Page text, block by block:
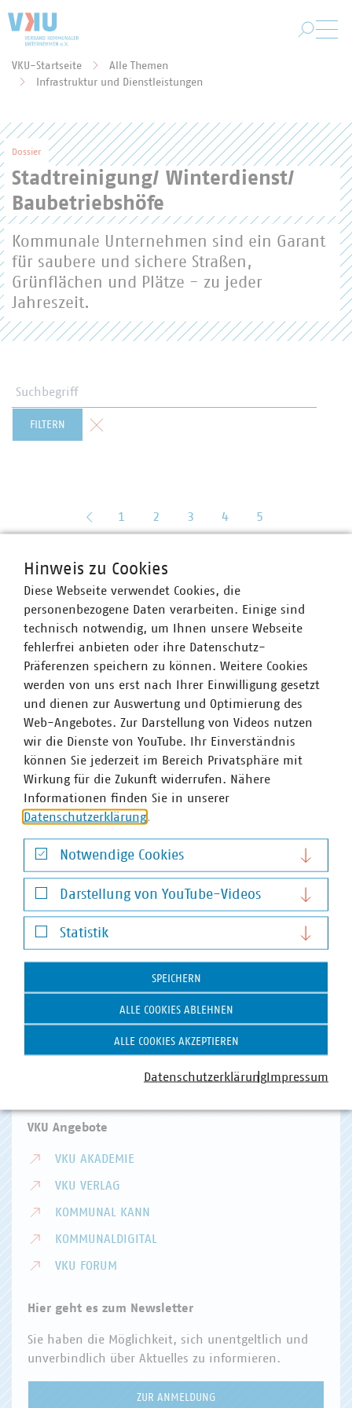
Sie befinden sich hier:
VKU-Startseite
Alle Themen
Infrastruktur und Dienstleistungen
Dossier
Stadtreinigung/ Winterdienst/
Baubetriebshöfe
Kommunale Unternehmen sind ein Garant
für saubere und sichere Straßen,
Grünflächen und Plätze - zu jeder
Jahreszeit.
FILTERN Formular zurücksetzen
zurück
1 2 3 4 5
VKU-Bereiche
ENERGIEWIRTSCHAFTWASSER/ABWASSER
Hausanschrift und Kontakt
VKU-Hauptgeschäftsstelle
info(at)vku(dot)de
VKU Angebote
VKU AKADEMIE
VKU VERLAG
KOMMUNAL KANN
KOMMUNALDIGITAL
VKU FORUM
Hier geht es zum Newsletter
Sie haben die Möglichkeit, sich unentgeltlich und
unverbindlich über Aktuelles zu informieren.
ZUR ANMELDUNG
Hinweis zu Cookies
Diese Webseite verwendet Cookies, die
personenbezogene Daten verarbeiten. Einige sind
technisch notwendig, um Ihnen unsere Webseite
fehlerfrei anbieten oder ihre Datenschutz-
Präferenzen speichern zu können. Weitere Cookies
werden von uns erst nach Ihrer Einwilligung gesetzt
und dienen zur Auswertung und Optimierung des
Web-Angebotes. Zur Darstellung von Videos nutzen
wir die Dienste von YouTube. Ihr Einverständnis
können Sie jederzeit im Bereich Privatsphäre mit
Wirkung für die Zukunft widerrufen. Nähere
Informationen finden Sie in unserer
Datenschutzerklärung.
Notwendige Cookies
Notwendige Cookies
Darstellung von YouTube-Videos
Darstellung von YouTube-Videos
Statistik
Statistik
SPEICHERN
ALLE COOKIES ABLEHNEN
ALLE COOKIES AKZEPTIEREN
DatenschutzerklärungImpressum